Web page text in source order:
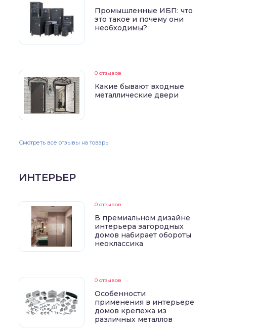
Промышленные ИБП: что
это такое и почему они
необходимы?
0 отзывов
Какие бывают входные
металлические двери
Смотреть все отзывы на товары
ИНТЕРЬЕР
0 отзывов
В премиальном дизайне
интерьера загородных
домов набирает обороты
неоклассика
0 отзывов
Особенности
применения в интерьере
домов крепежа из
различных металлов